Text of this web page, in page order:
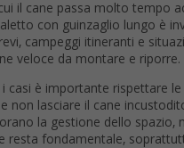
il cane passa molto tempo
con guinzaglio lungo è
campeggi itineranti e
veloce da montare e riporre.
casi è importante rispettare le
non lasciare il cane
la gestione dello spazio,
resta fondamentale,